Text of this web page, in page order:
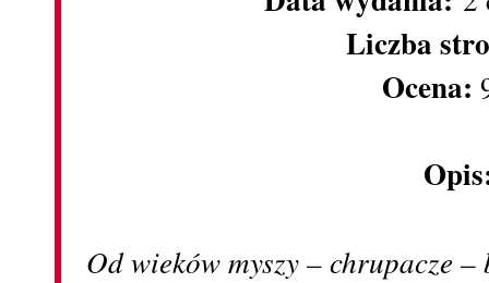
Liczba
Ocena:
Od wieków myszy – chrupacze –